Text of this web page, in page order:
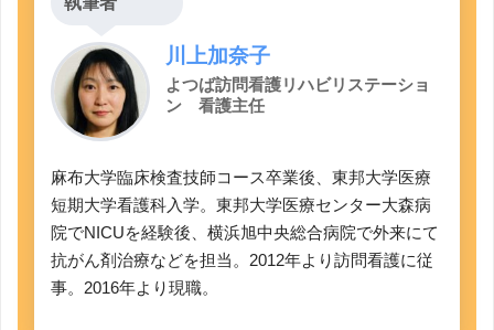
川上加奈子
よつば訪問看護リハビリステーショ
ン 看護主任
麻布大学臨床検査技師コース卒業後、東邦大学医療
短期大学看護科入学。東邦大学医療センター大森病
院でNICUを経験後、横浜旭中央総合病院で外来にて
抗がん剤治療などを担当。2012年より訪問看護に従
事。2016年より現職。